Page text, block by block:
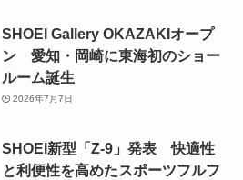
SHOEI Gallery OKAZAKIオープ
ン 愛知・岡崎に東海初のショー
ルーム誕生
2026年7月7日
SHOEI新型「Z-9」発表 快適性
と利便性を高めたスポーツフルフ